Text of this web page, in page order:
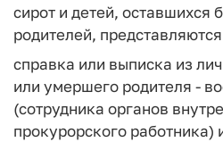
сирот и детей, оставшихся
родителей,
справка или выписка из
или умершего родителя -
(сотрудника органов
прокурорского работника)